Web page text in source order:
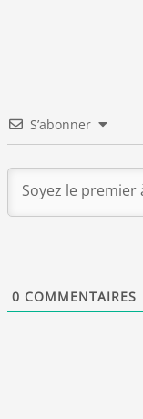
S’abonner
0 COMMENTAIRES